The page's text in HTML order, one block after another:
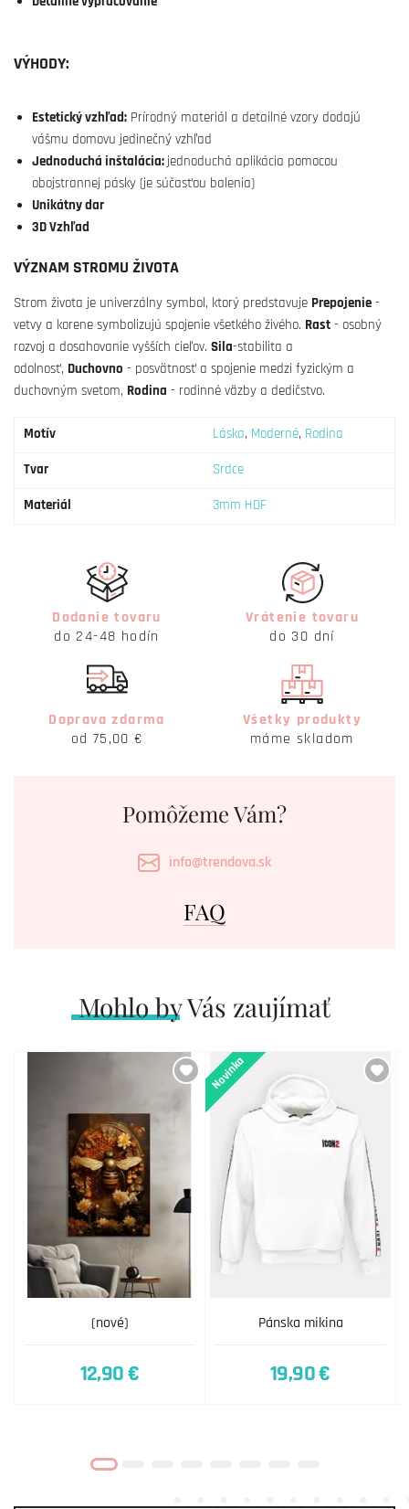
VÝHODY:
Estetický vzhľad: Prírodný materiál a detailné vzory dodajú
vášmu domovu jedinečný vzhľad
Jednoduchá inštalácia: jednoduchá aplikácia pomocou
obojstrannej pásky (je súčasťou balenia)
Unikátny dar
3D Vzhľad
VÝZNAM STROMU ŽIVOTA
Strom života je univerzálny symbol, ktorý predstavuje Prepojenie -
vetvy a korene symbolizujú spojenie všetkého živého. Rast - osobný
rozvoj a dosahovanie vyšších cieľov. Sila-stabilita a
odolnosť, Duchovno - posvätnosť a spojenie medzi fyzickým a
duchovným svetom, Rodina - rodinné väzby a dedičstvo.
Motív Láska, Moderné, Rodina
Tvar Srdce
Materiál 3mm HDF
Dodanie tovaru
do 24-48 hodín
Vrátenie tovaru
do 30 dní
Doprava zdarma
od 75,00 €
Všetky produkty
máme skladom
Pomôžeme Vám?
info@trendova.sk
FAQ
Mohlo by Vás zaujímať
(nové)
12,90 €
Pánska mikina
Novinka
19,90 €